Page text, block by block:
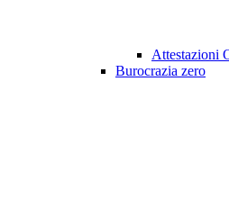
Attestazioni
Burocrazia zero